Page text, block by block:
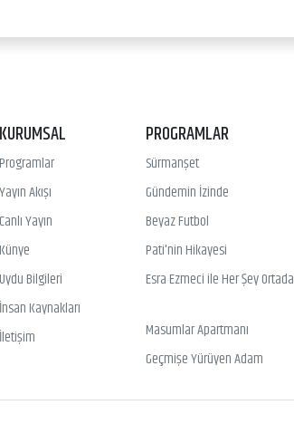
KURUMSAL
Programlar
Yayın Akışı
Canlı Yayın
Künye
Uydu Bilgileri
İnsan Kaynakları
İletişim
PROGRAMLAR
Sürmanşet
Gündemin İzinde
Beyaz Futbol
Pati'nin Hikayesi
Esra Ezmeci ile Her Şey Ortada
Masumlar Apartmanı
Geçmişe Yürüyen Adam